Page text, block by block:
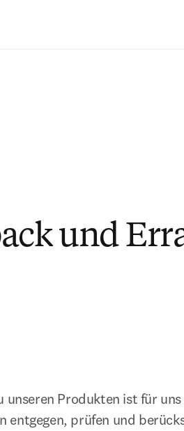
und
unseren Produkten ist für
entgegen, prüfen und